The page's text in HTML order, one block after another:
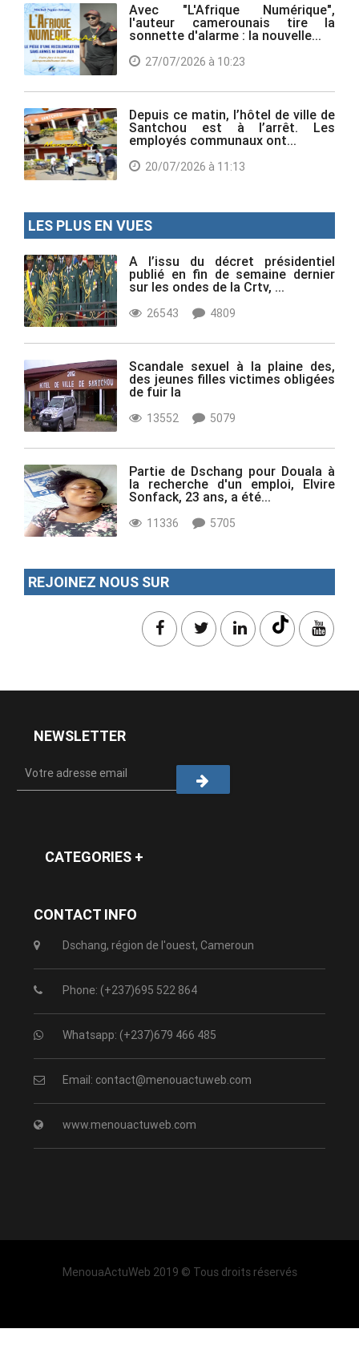
Avec "L'Afrique Numérique",
l'auteur camerounais tire la
sonnette d'alarme : la nouvelle...
27/07/2026 à 10:23
Depuis ce matin, l’hôtel de ville de
Santchou est à l’arrêt. Les
employés communaux ont...
20/07/2026 à 11:13
LES PLUS EN VUES
A l’issu du décret présidentiel
publié en fin de semaine dernier
sur les ondes de la Crtv, ...
26543 4809
Scandale sexuel à la plaine des,
des jeunes filles victimes obligées
de fuir la
13552 5079
Partie de Dschang pour Douala à
la recherche d'un emploi, Elvire
Sonfack, 23 ans, a été...
11336 5705
REJOINEZ NOUS SUR
NEWSLETTER
CATEGORIES +
CONTACT INFO
Dschang, région de l'ouest, Cameroun
Phone: (+237)695 522 864
Whatsapp: (+237)679 466 485
Email: contact@menouactuweb.com
www.menouactuweb.com
MenouaActuWeb 2019 © Tous droits réservés